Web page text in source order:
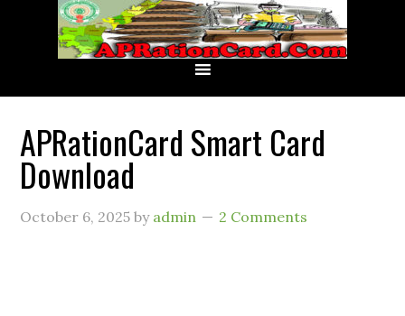
APRationCard Smart Card
Download
October 6, 2025 by admin 2 Comments